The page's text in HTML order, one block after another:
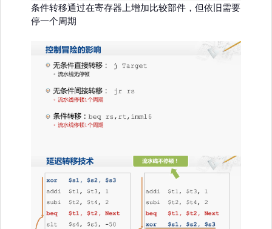
条件转移通过在寄存器上增加比较部件，但依旧需要
停一个周期